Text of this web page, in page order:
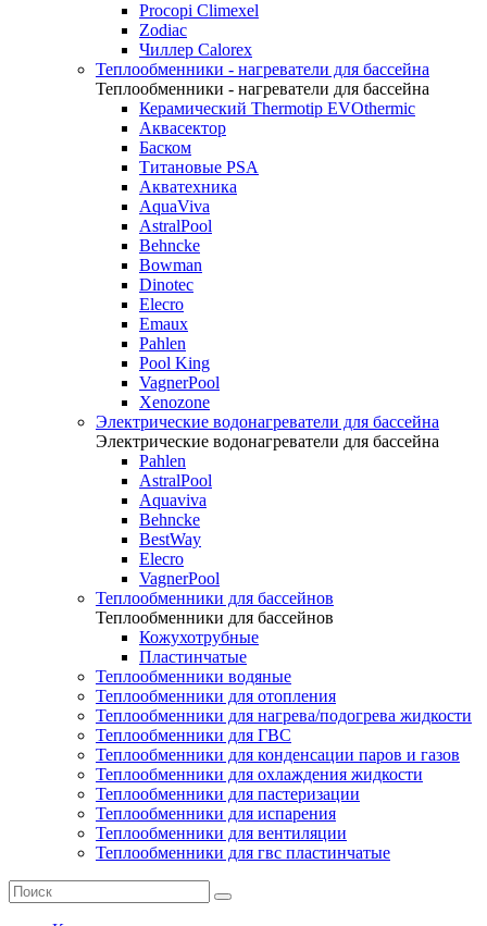
Procopi Climexel
Zodiac
Чиллер Calorex
Теплообменники - нагреватели для бассейна
Теплообменники - нагреватели для бассейна
Керамический Thermotip EVOthermic
Аквасектор
Баском
Титановые PSA
Акватехника
AquaViva
AstralPool
Behncke
Bowman
Dinotec
Elecro
Emaux
Pahlen
Pool King
VagnerPool
Xenozone
Электрические водонагреватели для бассейна
Электрические водонагреватели для бассейна
Pahlen
AstralPool
Aquaviva
Behncke
BestWay
Elecro
VagnerPool
Теплообменники для бассейнов
Теплообменники для бассейнов
Кожухотрубные
Пластинчатые
Теплообменники водяные
Теплообменники для отопления
Теплообменники для нагрева/подогрева жидкости
Теплообменники для ГВС
Теплообменники для конденсации паров и газов
Теплообменники для охлаждения жидкости
Теплообменники для пастеризации
Теплообменники для испарения
Теплообменники для вентиляции
Теплообменники для гвс пластинчатые